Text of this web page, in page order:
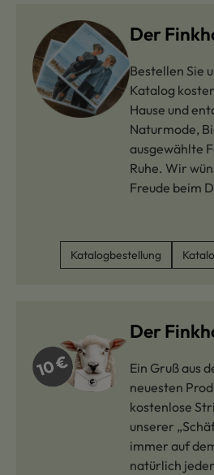
Der
Bestellen Sie
Katalog
Hause und
Naturmode,
ausgewählte
Ruhe. Wir
Freude beim
Katalogbestellung
Der
Ein Gruß aus
neuesten
kostenlose
unserer
immer auf
natürlich